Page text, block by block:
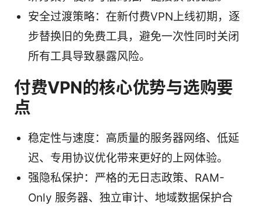
安全过渡策略：在新付费VPN上线初期，逐
步替换旧的免费工具，避免一次性同时关闭
所有工具导致暴露风险。
付费VPN的核心优势与选购要
点
稳定性与速度：高质量的服务器网络、低延
迟、专用协议优化带来更好的上网体验。
强隐私保护：严格的无日志政策、RAM-
Only 服务器、独立审计、地域数据保护合